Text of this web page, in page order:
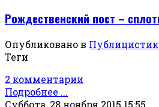
Рождественский пост –
Опубликовано в
Теги
2 комментарии
Подробнее ...
Суббота, 28 ноября 2015 15:55